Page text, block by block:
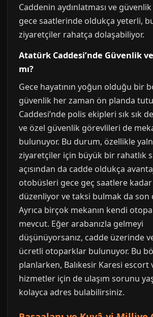
Caddenin aydınlatması ve
gece saatlerinde oldukça yeterli,
ziyaretçiler rahatça dolaşabiliyor.
Atatürk Caddesi’nde Güvenlik
mı?
Gece hayatının yoğun olduğu bir
güvenlik her zaman ön planda
Caddesi’nde polis ekipleri sık sık
ve özel güvenlik görevlileri de
bulunuyor. Bu durum, özellikle
ziyaretçiler için büyük bir rahatlık
açısından da cadde oldukça
otobüsleri gece geç saatlere
düzenliyor ve taksi bulmak da son
Ayrıca birçok mekanın kendi
mevcut. Eğer arabanızla gelmeyi
düşünüyorsanız, cadde üzerinde
ücretli otoparklar bulunuyor. Bu
planlarken, Balıkesir Karesi escort
hizmetler için de ulaşım sorunu
kolayca adres bulabilirsiniz.